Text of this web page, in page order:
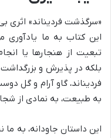
«سرگذشت فردیناند» اثری
این کتاب به ما یادآوری
تبعیت از هنجارها یا
بلکه در پذیرش و
فردیناند، گاو آرام و گل
به طبیعت، به نمادی از
این داستان جاودانه، به